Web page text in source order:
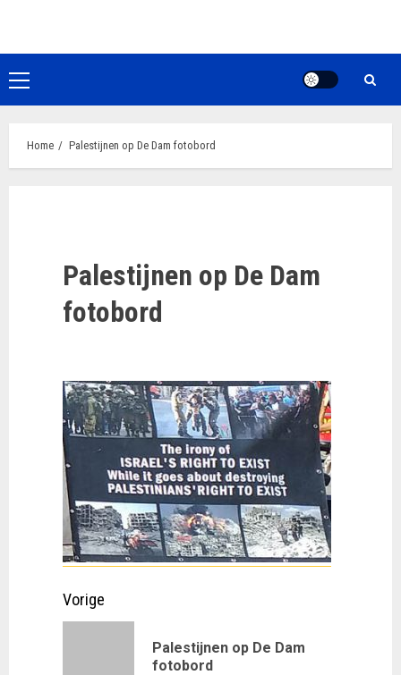
de
inhoudPrimair
menu
Home Palestijnen op De Dam fotobord
Palestijnen op De Dam
fotobord
Doorgaan
Vorige
Palestijnen op De Dam
fotobord